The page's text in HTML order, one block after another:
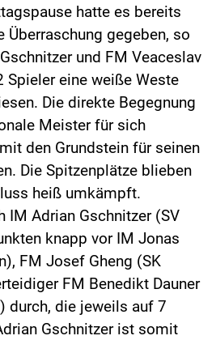
hatte es bereits
Überraschung gegeben, so
und FM Veaceslav
Spieler eine weiße Weste
Die direkte Begegnung
Meister für sich
den Grundstein für seinen
Die Spitzenplätze blieben
heiß umkämpft.
IM Adrian Gschnitzer (SV
knapp vor IM Jonas
FM Josef Gheng (SK
FM Benedikt Dauner
durch, die jeweils auf 7
Gschnitzer ist somit